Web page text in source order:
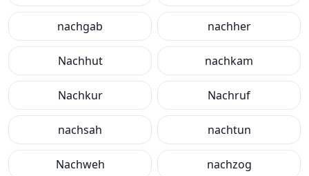
nachgab nachher
Nachhut nachkam
Nachkur Nachruf
nachsah nachtun
Nachweh nachzog